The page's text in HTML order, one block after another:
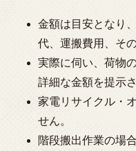
金額は目安となり
代、運搬費用、そ
実際に伺い、荷物
詳細な金額を提示
家電リサイクル・
せん。
階段搬出作業の場